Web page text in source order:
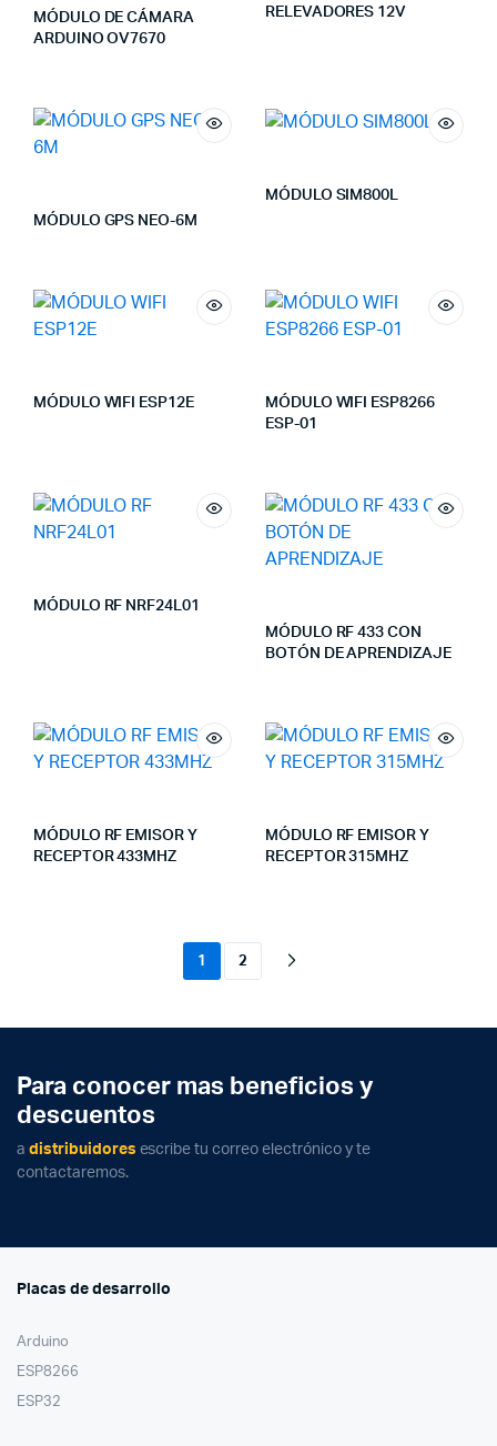
MÓDULO DE CÁMARA
ARDUINO OV7670
RELEVADORES 12V
MÓDULO GPS NEO-6M
MÓDULO SIM800L
MÓDULO WIFI ESP12E
MÓDULO WIFI ESP8266
ESP-01
MÓDULO RF NRF24L01
MÓDULO RF 433 CON
BOTÓN DE APRENDIZAJE
MÓDULO RF EMISOR Y
RECEPTOR 433MHZ
MÓDULO RF EMISOR Y
RECEPTOR 315MHZ
1 2
Para conocer mas beneficios y
descuentos
a distribuidores escribe tu correo electrónico y te
contactaremos.
Placas de desarrollo
Arduino
ESP8266
ESP32